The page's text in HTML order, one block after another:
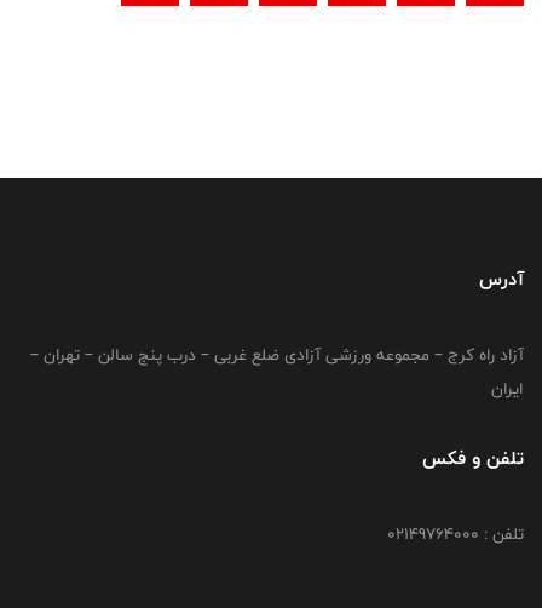
آدرس
آزاد راه کرج – مجموعه ورزشی آزادی ضلع غربی – درب پنج سالن – تهران –
ایران
تلفن و فکس
تلفن : 02149764000